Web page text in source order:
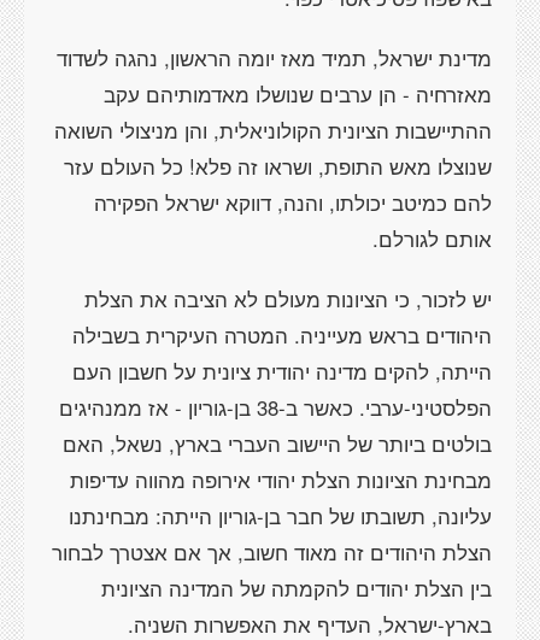
מדינת ישראל, תמיד מאז יומה הראשון, נהגה לשדוד
מאזרחיה - הן ערבים שנושלו מאדמותיהם עקב
ההתיישבות הציונית הקולוניאלית, והן מניצולי השואה
שנוצלו מאש התופת, ושראו זה פלא! כל העולם עזר
להם כמיטב יכולתו, והנה, דווקא ישראל הפקירה
אותם לגורלם.
יש לזכור, כי הציונות מעולם לא הציבה את הצלת
היהודים בראש מעייניה. המטרה העיקרית בשבילה
הייתה, להקים מדינה יהודית ציונית על חשבון העם
הפלסטיני-ערבי. כאשר ב-38 בן-גוריון - אז ממנהיגים
בולטים ביותר של היישוב העברי בארץ, נשאל, האם
מבחינת הציונות הצלת יהודי אירופה מהווה עדיפות
עליונה, תשובתו של חבר בן-גוריון הייתה: מבחינתנו
הצלת היהודים זה מאוד חשוב, אך אם אצטרך לבחור
בין הצלת יהודים להקמתה של המדינה הציונית
בארץ-ישראל, העדיף את האפשרות השניה.